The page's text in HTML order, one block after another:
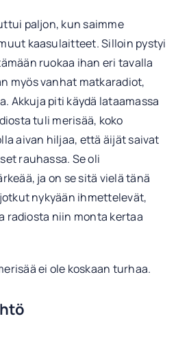
paljon, kun saimme
kaasulaitteet. Silloin pystyi
ruokaa ihan eri tavalla
myös vanhat matkaradiot,
Akkuja piti käydä lataamassa
tuli merisää, koko
aivan hiljaa, että äijät saivat
rauhassa. Se oli
ja on se sitä vielä tänä
nykyään ihmettelevät,
radiosta niin monta kertaa
ei ole koskaan turhaa.